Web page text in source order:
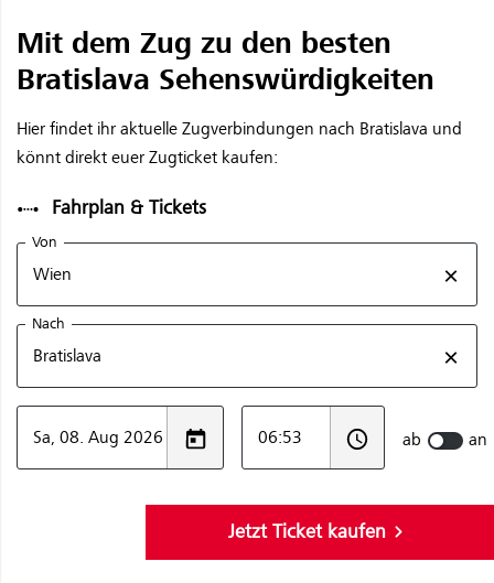
Mit dem Zug zu den besten
Bratislava Sehenswürdigkeiten
Hier findet ihr aktuelle Zugverbindungen nach Bratislava und
könnt direkt euer Zugticket kaufen: